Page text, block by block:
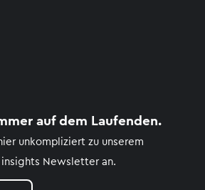
auf dem Laufenden.
unkompliziert zu unserem
insights Newsletter an.